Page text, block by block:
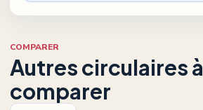
COMPARER
Autres circulaires à
comparer